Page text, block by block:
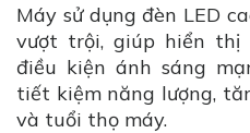
Máy sử dụng đèn LED
vượt trội, giúp hiển
điều kiện ánh sáng
tiết kiệm năng lượng,
và tuổi thọ máy.